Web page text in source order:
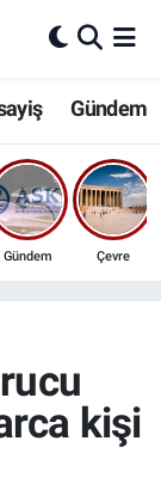
Gündem
Gündem Çevre
kişi